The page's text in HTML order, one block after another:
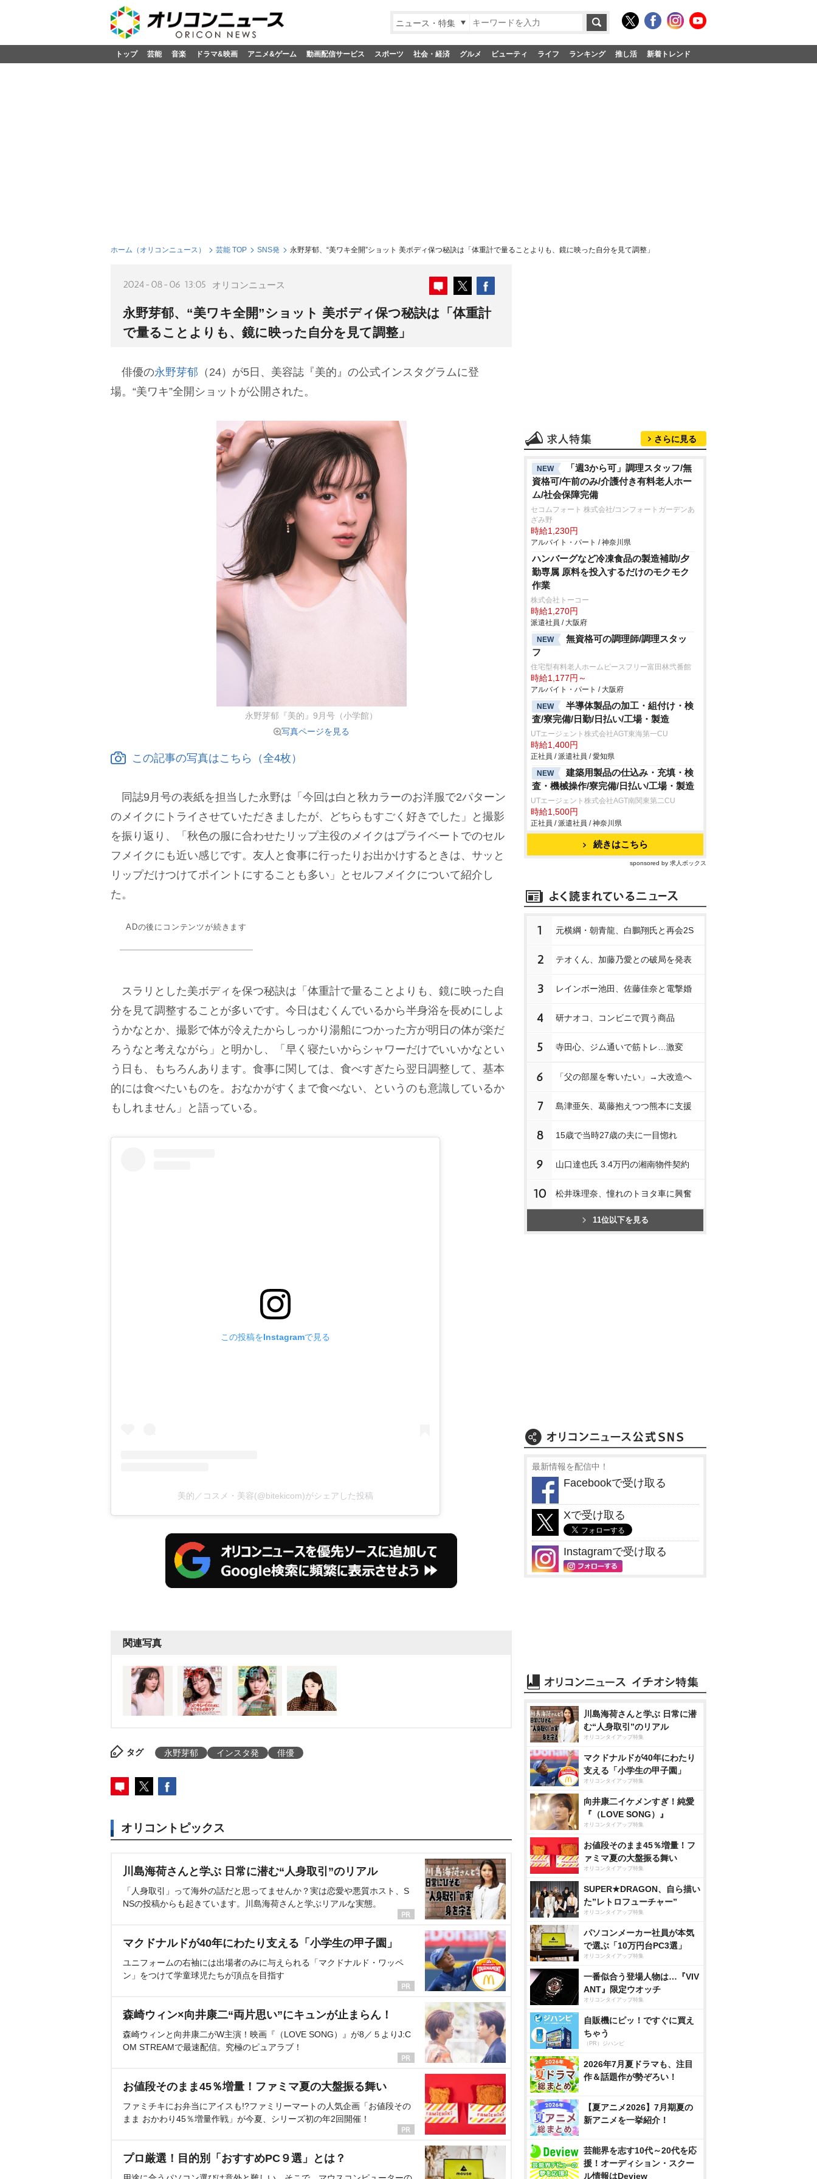
ニュース・特集
トップ 芸能 音楽 ドラマ&映画 アニメ&ゲーム 動画配信サービス スポーツ 社会・経済 グルメ ビューティ ライフ ランキング 推し活 新着トレンド
ホーム（オリコンニュース） 芸能 TOP SNS発 永野芽郁、“美ワキ全開”ショット 美ボディ保つ秘訣は「体重計で量ることよりも、鏡に映った自分を見て調整」
2024-08-06 13:05 オリコンニュース
永野芽郁、“美ワキ全開”ショット 美ボディ保つ秘訣は「体重計
で量ることよりも、鏡に映った自分を見て調整」
俳優の永野芽郁 （24）が5日、美容誌『美的』の公式インスタグラムに登
場。“美ワキ”全開ショットが公開された。
永野芽郁『美的』9月号（小学館）
写真ページを見る
この記事の写真はこちら（全4枚）
同誌9月号の表紙を担当した永野は「今回は白と秋カラーのお洋服で2パターン
のメイクにトライさせていただきましたが、どちらもすごく好きでした」と撮影
を振り返り、「秋色の服に合わせたリップ主役のメイクはプライベートでのセル
フメイクにも近い感じです。友人と食事に行ったりお出かけするときは、サッと
リップだけつけてポイントにすることも多い」とセルフメイクについて紹介し
た。
ADの後にコンテンツが続きます
スラリとした美ボディを保つ秘訣は「体重計で量ることよりも、鏡に映った自
分を見て調整することが多いです。今日はむくんでいるから半身浴を長めにしよ
うかなとか、撮影で体が冷えたからしっかり湯船につかった方が明日の体が楽だ
ろうなと考えながら」と明かし、「早く寝たいからシャワーだけでいいかなとい
う日も、もちろんあります。食事に関しては、食べすぎたら翌日調整して、基本
的には食べたいものを。おなかがすくまで食べない、というのも意識しているか
もしれません」と語っている。
この投稿をInstagramで見る
美的／コスメ・美容(@bitekicom)がシェアした投稿
関連写真
タグ 永野芽郁 インスタ発 俳優
オリコントピックス
川島海荷さんと学ぶ 日常に潜む“人身取引”のリアル
「人身取引」って海外の話だと思ってませんか？実は恋愛や悪質ホスト、S
NSの投稿からも起きています。川島海荷さんと学ぶリアルな実態。
マクドナルドが40年にわたり支える「小学生の甲子園」
ユニフォームの右袖には出場者のみに与えられる「マクドナルド・ワッペ
ン」をつけて学童球児たちが頂点を目指す
森崎ウィン×向井康二“両片思い”にキュンが止まらん！
森崎ウィンと向井康二がW主演！映画『（LOVE SONG）』が8／５よりJ:C
OM STREAMで最速配信。究極のピュアラブ！
お値段そのまま45％増量！ファミマ夏の大盤振る舞い
ファミチキにお弁当にアイスも!?ファミリーマートの人気企画「お値段その
まま おかわり45％増量作戦」が今夏、シリーズ初の年2回開催！
プロ厳選！目的別「おすすめPC９選」とは？
さらに見る
NEW
「週3から可」調理スタッフ/無
資格可/午前のみ/介護付き有料老人ホー
ム/社会保障完備
セコムフォート 株式会社/コンフォートガーデンあ
ざみ野
時給1,230円
アルバイト・パート / 神奈川県
ハンバーグなど冷凍食品の製造補助/夕
勤専属 原料を投入するだけのモクモク
作業
株式会社トーコー
時給1,270円
派遣社員 / 大阪府
NEW
無資格可の調理師/調理スタッ
フ
住宅型有料老人ホームピースフリー富田林弐番館
時給1,177円～
アルバイト・パート / 大阪府
NEW
半導体製品の加工・組付け・検
査/寮完備/日勤/日払い/工場・製造
UTエージェント株式会社AGT東海第一CU
時給1,400円
正社員 / 派遣社員 / 愛知県
NEW
建築用製品の仕込み・充填・検
査・機械操作/寮完備/日払い/工場・製造
UTエージェント株式会社AGT南関東第二CU
時給1,500円
正社員 / 派遣社員 / 神奈川県
続きはこちら
sponsored by 求人ボックス
1 元横綱・朝青龍、白鵬翔氏と再会2S
2 テオくん、加藤乃愛との破局を発表
3 レインボー池田、佐藤佳奈と電撃婚
4 研ナオコ、コンビニで買う商品
5 寺田心、ジム通いで筋トレ…激変
6 「父の部屋を奪いたい」→大改造へ
7 島津亜矢、葛藤抱えつつ熊本に支援
8 15歳で当時27歳の夫に一目惚れ
9 山口達也氏 3.4万円の湘南物件契約
10 松井珠理奈、憧れのトヨタ車に興奮
11位以下を見る
最新情報を配信中！
Facebookで受け取る
Xで受け取る
Instagramで受け取る
川島海荷さんと学ぶ 日常に潜
む“人身取引”のリアル
オリコンタイアップ特集
マクドナルドが40年にわたり
支える「小学生の甲子園」
オリコンタイアップ特集
向井康二イケメンすぎ！純愛
『（LOVE SONG）』
オリコンタイアップ特集
お値段そのまま45％増量！フ
ァミマ夏の大盤振る舞い
オリコンタイアップ特集
SUPER★DRAGON、自ら描い
た”レトロフューチャー”
オリコンタイアップ特集
パソコンメーカー社員が本気
で選ぶ「10万円台PC3選」
オリコンタイアップ特集
一番似合う登場人物は…『VIV
ANT』限定ウオッチ
オリコンタイアップ特集
自販機にピッ！ですぐに買え
ちゃう
（PR）ジハンピ
2026年7月夏ドラマも、注目
作＆話題作が勢ぞろい！
【夏アニメ2026】7月期夏の
新アニメを一挙紹介！
芸能界を志す10代～20代を応
援！オーディション・スクー
ル情報はDeview